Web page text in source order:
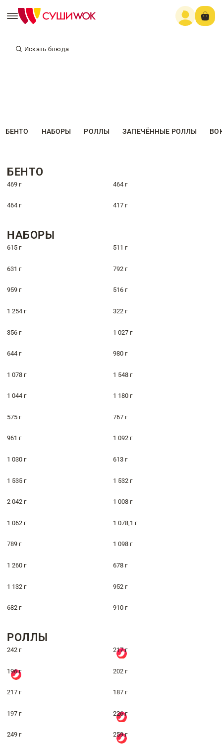
Искать блюда
БЕНТО НАБОРЫ РОЛЛЫ ЗАПЕЧЁННЫЕ РОЛЛЫ
БЕНТО
469 г 464 г
464 г 417 г
НАБОРЫ
615 г 511 г
631 г 792 г
959 г 516 г
1 254 г 322 г
356 г 1 027 г
644 г 980 г
1 078 г 1 548 г
1 044 г 1 180 г
575 г 767 г
961 г 1 092 г
1 030 г 613 г
1 535 г 1 532 г
2 042 г 1 008 г
1 062 г 1 078,1 г
789 г 1 098 г
1 260 г 678 г
1 132 г 952 г
682 г 910 г
РОЛЛЫ
242 г 217 г
196 г 202 г
217 г 187 г
197 г 226 г
249 г 259 г